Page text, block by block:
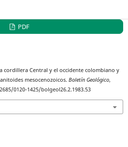
PDF
cordillera Central y el occidente colombiano y
mesocenozoicos.Boletín Geológico,
0120-1425/bolgeol26.2.1983.53